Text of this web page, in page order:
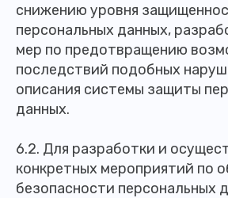
снижению уровня
персональных данных,
мер по предотвращению
последствий подобных
описания системы защиты
данных.
6.2. Для разработки и
конкретных мероприятий по
безопасности персональных